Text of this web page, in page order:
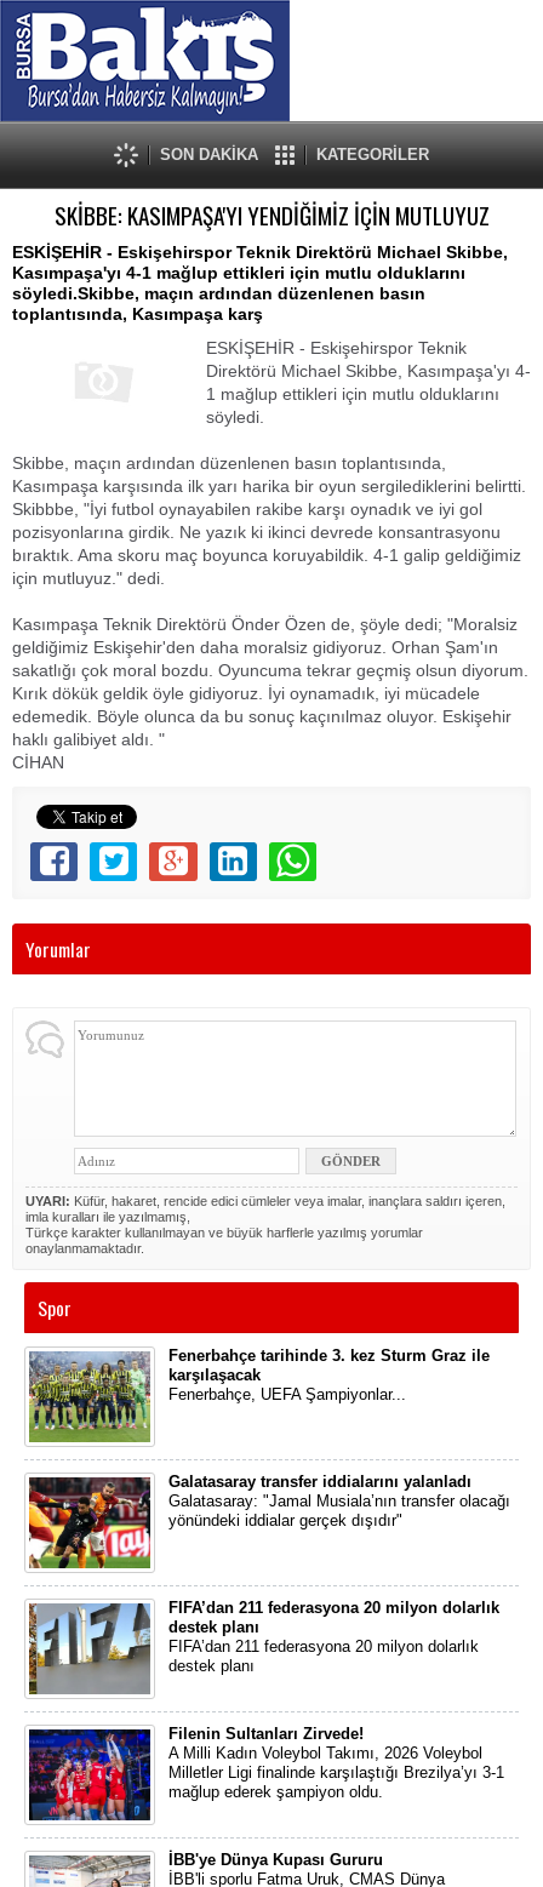
SON DAKİKA KATEGORİLER
SKİBBE: KASIMPAŞA'YI YENDİĞİMİZ İÇİN MUTLUYUZ
ESKİŞEHİR - Eskişehirspor Teknik Direktörü Michael Skibbe,
Kasımpaşa'yı 4-1 mağlup ettikleri için mutlu olduklarını
söyledi.Skibbe, maçın ardından düzenlenen basın
toplantısında, Kasımpaşa karş
ESKİŞEHİR - Eskişehirspor Teknik
Direktörü Michael Skibbe, Kasımpaşa'yı 4-
1 mağlup ettikleri için mutlu olduklarını
söyledi.
Skibbe, maçın ardından düzenlenen basın toplantısında,
Kasımpaşa karşısında ilk yarı harika bir oyun sergilediklerini belirtti.
Skibbbe, "İyi futbol oynayabilen rakibe karşı oynadık ve iyi gol
pozisyonlarına girdik. Ne yazık ki ikinci devrede konsantrasyonu
bıraktık. Ama skoru maç boyunca koruyabildik. 4-1 galip geldiğimiz
için mutluyuz." dedi.
Kasımpaşa Teknik Direktörü Önder Özen de, şöyle dedi; "Moralsiz
geldiğimiz Eskişehir'den daha moralsiz gidiyoruz. Orhan Şam'ın
sakatlığı çok moral bozdu. Oyuncuma tekrar geçmiş olsun diyorum.
Kırık dökük geldik öyle gidiyoruz. İyi oynamadık, iyi mücadele
edemedik. Böyle olunca da bu sonuç kaçınılmaz oluyor. Eskişehir
haklı galibiyet aldı. "
CİHAN
Yorumlar
UYARI: Küfür, hakaret, rencide edici cümleler veya imalar, inançlara saldırı içeren,
imla kuralları ile yazılmamış,
Türkçe karakter kullanılmayan ve büyük harflerle yazılmış yorumlar
onaylanmamaktadır.
Spor
Fenerbahçe tarihinde 3. kez Sturm Graz ile
karşılaşacak
Fenerbahçe, UEFA Şampiyonlar...
Galatasaray transfer iddialarını yalanladı
Galatasaray: "Jamal Musiala’nın transfer olacağı
yönündeki iddialar gerçek dışıdır"
FIFA’dan 211 federasyona 20 milyon dolarlık
destek planı
FIFA’dan 211 federasyona 20 milyon dolarlık
destek planı
Filenin Sultanları Zirvede!
A Milli Kadın Voleybol Takımı, 2026 Voleybol
Milletler Ligi finalinde karşılaştığı Brezilya’yı 3-1
mağlup ederek şampiyon oldu.
İBB'ye Dünya Kupası Gururu
İBB'li sporlu Fatma Uruk, CMAS Dünya